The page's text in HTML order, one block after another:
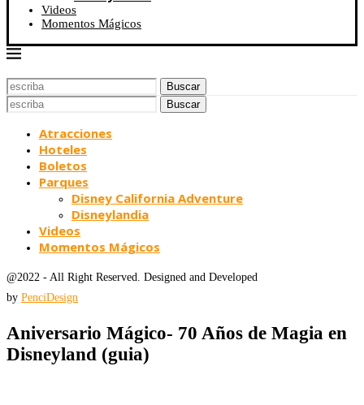
Videos
Momentos Mágicos
Buscar
Buscar
Atracciones
Hoteles
Boletos
Parques
Disney California Adventure
Disneylandia
Videos
Momentos Mágicos
@2022 - All Right Reserved. Designed and Developed
by PenciDesign
Aniversario Mágico- 70 Años de Magia en
Disneyland (guia)